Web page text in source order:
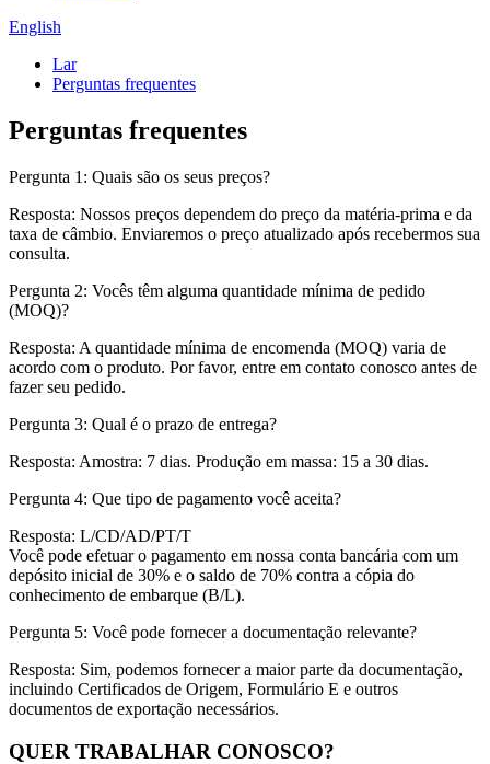
English
Lar
Perguntas frequentes
Perguntas frequentes
Pergunta 1: Quais são os seus preços?
Resposta: Nossos preços dependem do preço da matéria-prima e da
taxa de câmbio. Enviaremos o preço atualizado após recebermos sua
consulta.
Pergunta 2: Vocês têm alguma quantidade mínima de pedido
(MOQ)?
Resposta: A quantidade mínima de encomenda (MOQ) varia de
acordo com o produto. Por favor, entre em contato conosco antes de
fazer seu pedido.
Pergunta 3: Qual é o prazo de entrega?
Resposta: Amostra: 7 dias. Produção em massa: 15 a 30 dias.
Pergunta 4: Que tipo de pagamento você aceita?
Resposta: L/CD/AD/PT/T
Você pode efetuar o pagamento em nossa conta bancária com um
depósito inicial de 30% e o saldo de 70% contra a cópia do
conhecimento de embarque (B/L).
Pergunta 5: Você pode fornecer a documentação relevante?
Resposta: Sim, podemos fornecer a maior parte da documentação,
incluindo Certificados de Origem, Formulário E e outros
documentos de exportação necessários.
QUER TRABALHAR CONOSCO?